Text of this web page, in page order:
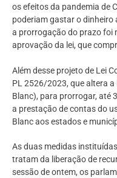
os efeitos da pandemia de
poderiam gastar o
a prorrogação do prazo foi
aprovação da lei, que
Além desse projeto de Lei
PL 2526/2023, que altera a
Blanc), para prorrogar, até
a prestação de contas do
Blanc aos estados e
As duas medidas
tratam da liberação de
sessão de ontem, os